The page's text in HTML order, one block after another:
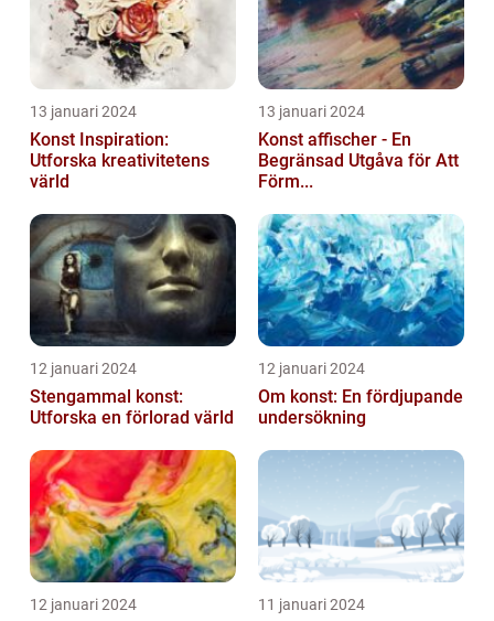
13 januari 2024
Konst Inspiration:
Utforska kreativitetens
värld
13 januari 2024
Konst affischer - En
Begränsad Utgåva för Att
Förm...
12 januari 2024
Stengammal konst:
Utforska en förlorad värld
12 januari 2024
Om konst: En fördjupande
undersökning
12 januari 2024 11 januari 2024